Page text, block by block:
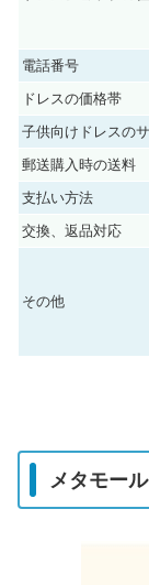
電話番号
ドレスの価格帯
子供向けドレスの
郵送購入時の送料
支払い方法
交換、返品対応
その他
メタモー